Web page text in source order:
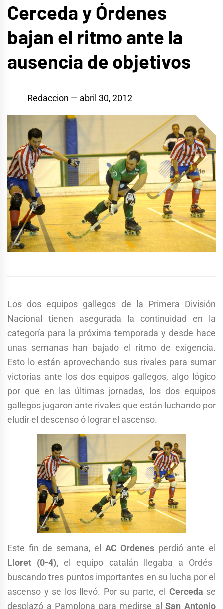
Cerceda y Órdenes
bajan el ritmo ante la
ausencia de objetivos
Redaccion abril 30, 2012
Los dos equipos gallegos de la Primera División
Nacional tienen asegurada la continuidad en la
categoría para la próxima temporada y desde hace
unas semanas han bajado el ritmo de exigencia.
Esto lo están aprovechando sus rivales para sumar
victorias ante los dos equipos gallegos, algo lógico
por que en las últimas jornadas, los dos equipos
gallegos jugaron ante rivales que están luchando por
eludir el descenso ó lograr el ascenso.
Este fin de semana, el AC Ordenes perdió ante el
Lloret (0-4), el equipo catalán llegaba a Ordés
buscando tres puntos importantes en su lucha por el
ascenso y se los llevó. Por su parte, el Cerceda se
desplazó a Pamplona para medirse alSan Antonio